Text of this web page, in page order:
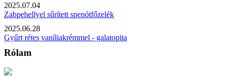
2025.07.04
Zabpehellyel sűrített spenótfőzelék
2025.06.28
Gyűrt rétes vaníliakrémmel - galatopita
Rólam